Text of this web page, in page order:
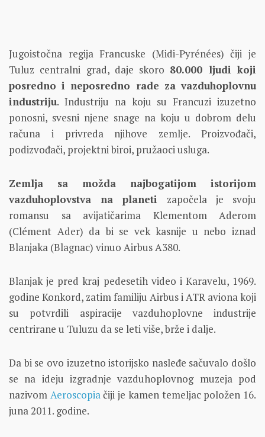
Jugoistočna regija Francuske (Midi-Pyrénées) čiji je
Tuluz centralni grad, daje skoro 80.000 ljudi koji
posredno i neposredno rade za vazduhoplovnu
industriju. Industriju na koju su Francuzi izuzetno
ponosni, svesni njene snage na koju u dobrom delu
računa i privreda njihove zemlje. Proizvođači,
podizvođači, projektni biroi, pružaoci usluga.
Zemlja sa možda najbogatijom istorijom
vazduhoplovstva na planeti započela je svoju
romansu sa avijatičarima Klementom Aderom
(Clément Ader) da bi se vek kasnije u nebo iznad
Blanjaka (Blagnac) vinuo Airbus A380.
Blanjak je pred kraj pedesetih video i Karavelu, 1969.
godine Konkord, zatim familiju Airbus i ATR aviona koji
su potvrdili aspiracije vazduhoplovne industrije
centrirane u Tuluzu da se leti više, brže i dalje.
Da bi se ovo izuzetno istorijsko nasleđe sačuvalo došlo
se na ideju izgradnje vazduhoplovnog muzeja pod
nazivom Aeroscopiačiji je kamen temeljac položen 16.
juna 2011. godine.